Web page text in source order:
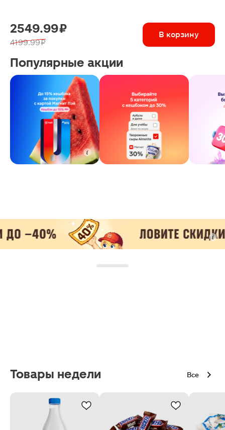
2549.99 ₽
4199.99 ₽
В корзину
Популярные акции
Товары недели Все